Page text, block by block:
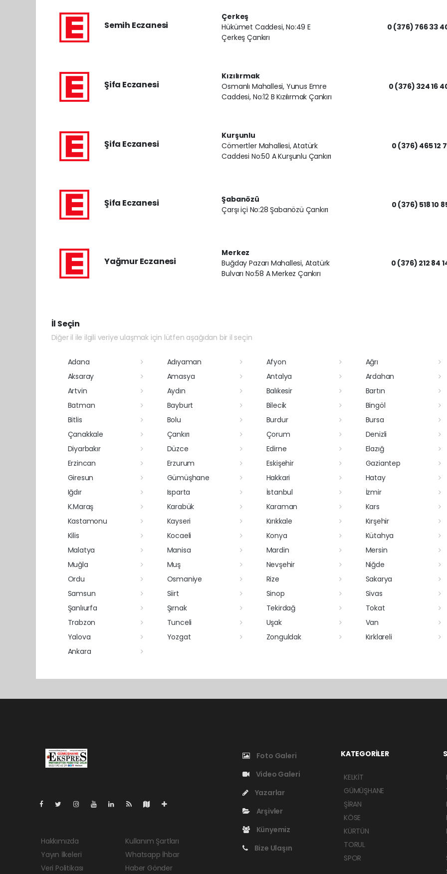
Semih Eczanesi
Çerkeş
Hükümet Caddesi, No:49 E
Çerkeş Çankırı
0 (376) 766 33
Şifa Eczanesi
Kızılırmak
Osmanlı Mahallesi, Yunus Emre
Caddesi, No:12 B Kızılırmak Çankırı
0 (376) 324 16
Şifa Eczanesi
Kurşunlu
Cömertler Mahallesi, Atatürk
Caddesi No:50 A Kurşunlu Çankırı
0 (376) 465 12
Şifa Eczanesi
Şabanözü
Çarşı içi No:28 Şabanözü Çankırı
0 (376) 518 10
Yağmur Eczanesi
Merkez
Buğday Pazarı Mahallesi, Atatürk
Bulvarı No:58 A Merkez Çankırı
0 (376) 212 84
İl Seçin
Diğer il ile ilgili veriye ulaşmak için lütfen aşağıdan bir il seçin
Adana Adıyaman Afyon
Ağrı
Aksaray
Amasya Antalya
Ardahan
Artvin
Aydın Balıkesir
Bartın
Batman
Bayburt Bilecik
Bingöl
Bitlis
Bolu Burdur
Bursa
Çanakkale
Çankırı Çorum
Denizli
Diyarbakır
Düzce Edirne
Elazığ
Erzincan
Erzurum Eskişehir
Gaziantep
Giresun
Gümüşhane Hakkari
Hatay
Iğdır
Isparta İstanbul
İzmir
K.Maraş
Karabük Karaman
Kars
Kastamonu
Kayseri Kırıkkale
Kırşehir
Kilis
Kocaeli Konya
Kütahya
Malatya
Manisa Mardin
Mersin
Muğla
Muş Nevşehir
Niğde
Ordu
Osmaniye Rize
Sakarya
Samsun
Siirt Sinop
Sivas
Şanlıurfa
Şırnak Tekirdağ
Tokat
Trabzon
Tunceli Uşak
Van
Yalova
Yozgat Zonguldak
Kırklareli
Ankara
Hakkımızda
Yayın İlkeleri
Veri Politikası
Kullanım Şartları
Whatsapp İhbar
Haber Gönder
Foto Galeri
Video Galeri
Yazarlar
Arşivler
Künyemiz
Bize Ulaşın
KATEGORİLER
KELKİT
GÜMÜŞHANE
ŞİRAN
KÖSE
KÜRTÜN
TORUL
SPOR